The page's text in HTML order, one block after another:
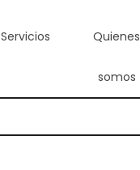
Servicios Quienes
somos